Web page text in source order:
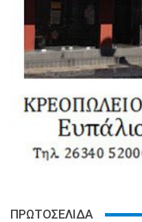
ΠΡΩΤΟΣΕΛΙΔΑ